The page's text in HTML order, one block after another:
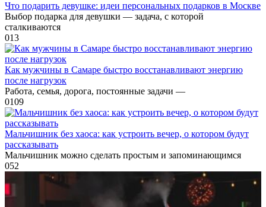
Что подарить девушке: идеи персональных подарков в Москве
Выбор подарка для девушки — задача, с которой
сталкиваются
013
Как мужчины в Самаре быстро восстанавливают энергию
после нагрузок
Работа, семья, дорога, постоянные задачи —
0109
Мальчишник без хаоса: как устроить вечер, о котором будут
рассказывать
Мальчишник можно сделать простым и запоминающимся
052